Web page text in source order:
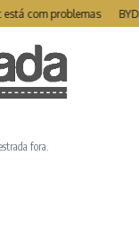
com problemas
fora.